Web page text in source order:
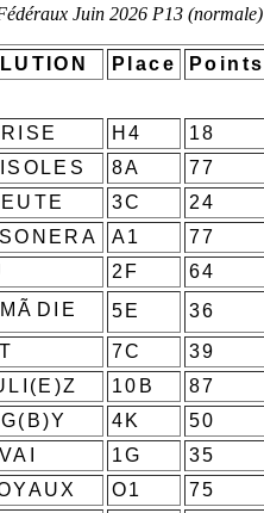
Juin 2026 P13 (normale)
Place
Points
H4
18
8A
77
3C
24
A1
77
2F
64
5E
36
7C
39
10B
87
4K
50
1G
35
O1
75